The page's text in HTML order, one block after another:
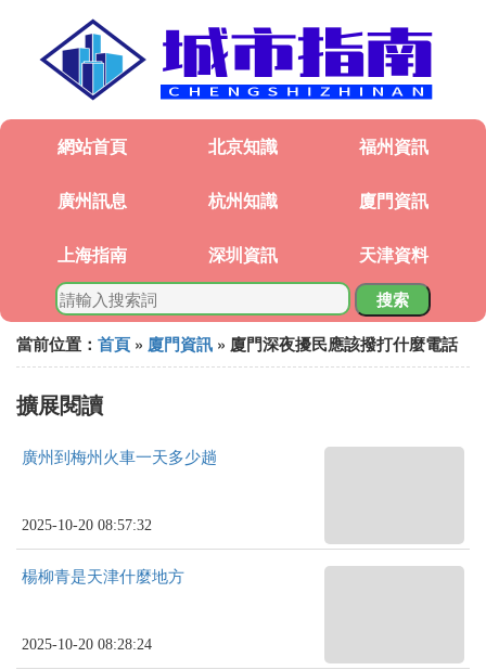
網站首頁 北京知識 福州資訊
廣州訊息 杭州知識 廈門資訊
上海指南 深圳資訊 天津資料
搜索
當前位置： 首頁 » 廈門資訊 » 廈門深夜擾民應該撥打什麼電話
擴展閱讀
廣州到梅州火車一天多少趟
2025-10-20 08:57:32
楊柳青是天津什麼地方
2025-10-20 08:28:24